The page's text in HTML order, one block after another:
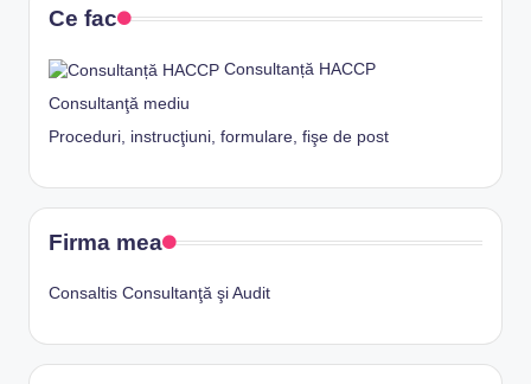
Ce fac
Consultanță HACCP
Consultanţă mediu
Proceduri, instrucţiuni, formulare, fişe de post
Firma mea
Consaltis Consultanţă şi Audit